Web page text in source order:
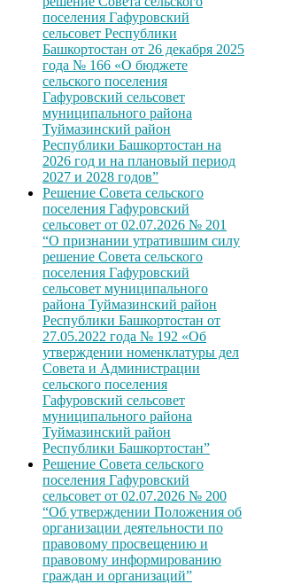
поселения Гафуровский
сельсовет Республики
Башкортостан от 26 декабря 2025
года № 166 «О бюджете
сельского поселения
Гафуровский сельсовет
муниципального района
Туймазинский район
Республики Башкортостан на
2026 год и на плановый период
2027 и 2028 годов”
Решение Совета сельского
поселения Гафуровский
сельсовет от 02.07.2026 № 201
“О признании утратившим силу
решение Совета сельского
поселения Гафуровский
сельсовет муниципального
района Туймазинский район
Республики Башкортостан от
27.05.2022 года № 192 «Об
утверждении номенклатуры дел
Совета и Администрации
сельского поселения
Гафуровский сельсовет
муниципального района
Туймазинский район
Республики Башкортостан”
Решение Совета сельского
поселения Гафуровский
сельсовет от 02.07.2026 № 200
“Об утверждении Положения об
организации деятельности по
правовому просвещению и
правовому информированию
граждан и организаций”